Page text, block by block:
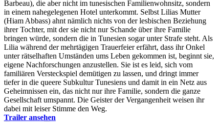
Barbeau), die aber nicht im tunesischen Familienwohnsitz, sondern
in einem nahegelegenen Hotel unterkommt. Selbst Lilias Mutter
(Hiam Abbass) ahnt nämlich nichts von der lesbischen Beziehung
ihrer Tochter, mit der sie nicht nur Schande über ihre Familie
bringen würde, sondern die in Tunesien sogar unter Strafe steht. Als
Lilia während der mehrtägigen Trauerfeier erfährt, dass ihr Onkel
unter rätselhaften Umständen ums Leben gekommen ist, beginnt sie,
eigene Nachforschungen anzustellen. Sie ist es leid, sich vom
familiären Versteckspiel demütigen zu lassen, und dringt immer
tiefer in die queere Subkultur Tunesiens und damit in ein Netz aus
Geheimnissen ein, das nicht nur ihre Familie, sondern die ganze
Gesellschaft umspannt. Die Geister der Vergangenheit weisen ihr
dabei mit leiser Stimme den Weg.
Trailer ansehen